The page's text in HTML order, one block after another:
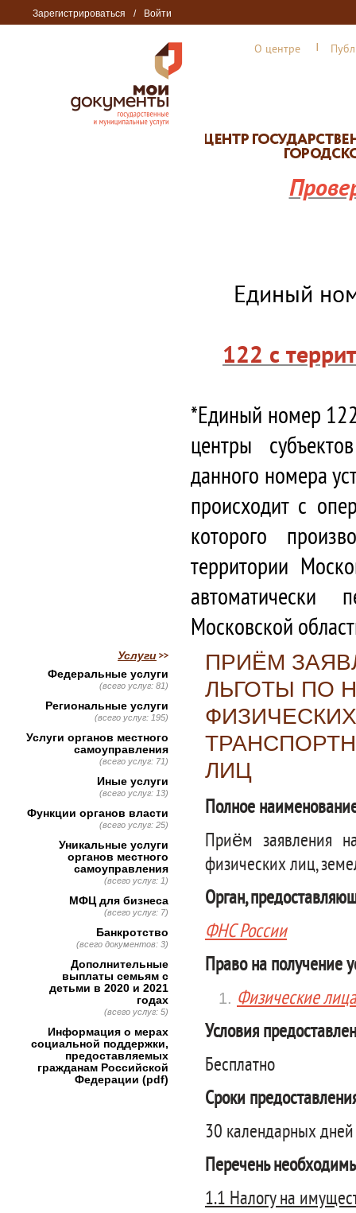
Зарегистрироваться / Войти
О центре
Единый
122 с
*Единый номер
центры
данного номера
происходит с
которого
территории
автоматически
Московской
ПРИЁМ
ЛЬГОТЫ ПО
ЛИЦ
Полное
Приём заявления
физических лиц,
Орган,
ФНС России
Право на получение
Физические лица
Условия
Бесплатно
Сроки
30 календарных дней
Перечень
1.1 Налогу на
Услуги
Федеральные услуги
(всего услуг: 81)
Региональные услуги
(всего услуг: 195)
Услуги органов местного
самоуправления
(всего услуг: 71)
Иные услуги
(всего услуг: 13)
Функции органов власти
(всего услуг: 25)
Уникальные услуги
органов местного
самоуправления
(всего услуг: 1)
МФЦ для бизнеса
(всего услуг: 7)
Банкротство
(всего документов: 3)
Дополнительные
выплаты семьям с
детьми в 2020 и 2021
годах
(всего услуг: 5)
Информация о мерах
социальной поддержки,
предоставляемых
гражданам Российской
Федерации (pdf)